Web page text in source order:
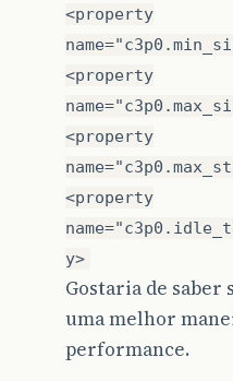
<property
<property
<property
<property
y>
Gostaria de saber
uma melhor
performance.